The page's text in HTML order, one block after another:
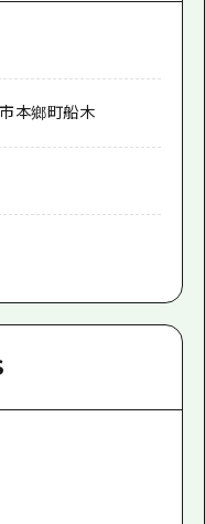
本鄉町船木